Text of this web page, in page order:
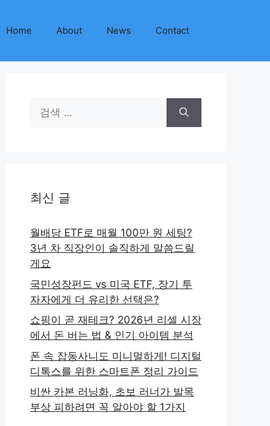
Home About News Contact
색:
최신 글
월배당 ETF로 매월 100만 원 세팅?
3년 차 직장인이 솔직하게 말씀드릴
게요
국민성장펀드 vs 미국 ETF, 장기 투
자자에게 더 유리한 선택은?
쇼핑이 곧 재테크? 2026년 리셀 시장
에서 돈 버는 법 & 인기 아이템 분석
폰 속 잡동사니도 미니멀하게! 디지털
디톡스를 위한 스마트폰 정리 가이드
비싼 카본 러닝화, 초보 러너가 발목
부상 피하려면 꼭 알아야 할 1가지